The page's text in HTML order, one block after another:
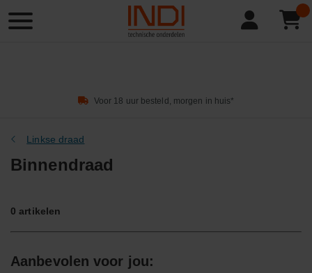
Product
zoeken
Voor 18 uur besteld, morgen in huis*
Linkse draad
Binnendraad
0 artikelen
Aanbevolen voor jou: